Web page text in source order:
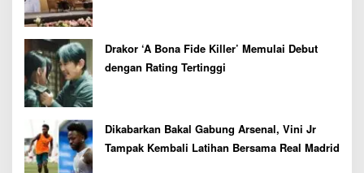
Drakor ‘A Bona Fide Killer’ Memulai Debut
dengan Rating Tertinggi
Dikabarkan Bakal Gabung Arsenal, Vini Jr
Tampak Kembali Latihan Bersama Real Madrid